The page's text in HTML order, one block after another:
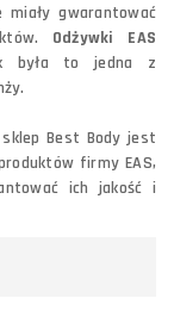
miały gwarantować
Odżywki EAS
była to jedna z
Best Body jest
firmy EAS,
ich jakość i